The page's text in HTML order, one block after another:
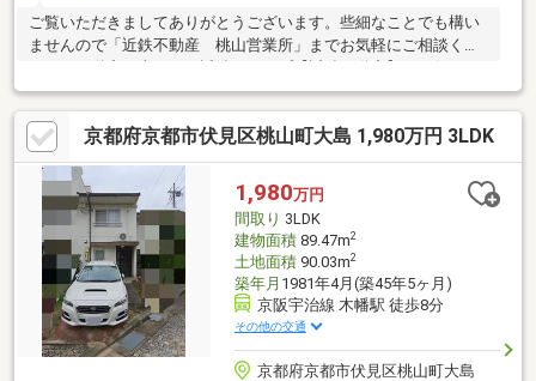
ご覧いただきましてありがとうございます。些細なことでも構い
ませんので「近鉄不動産 桃山営業所」までお気軽にご相談くだ
さい！
京都府京都市伏見区桃山町大島 1,980万円 3LDK
1,980万円
間取り 3LDK
建物面積89.47m2
土地面積90.03m2
築年月 1981年4月(築45年5ヶ月)
京阪宇治線 木幡駅 徒歩8分
その他の交通
京都府京都市伏見区桃山町大島